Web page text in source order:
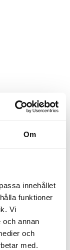
Om
innehållet
funktioner
Vi
och annan
och
med.